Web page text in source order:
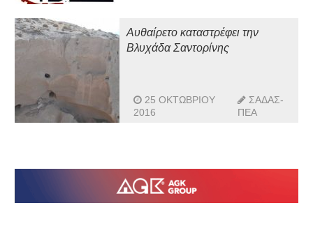
Αυθαίρετο καταστρέφει την
Βλυχάδα Σαντορίνης
25 ΟΚΤΩΒΡΊΟΥ
2016
ΣΑΔΑΣ-
ΠΕΑ